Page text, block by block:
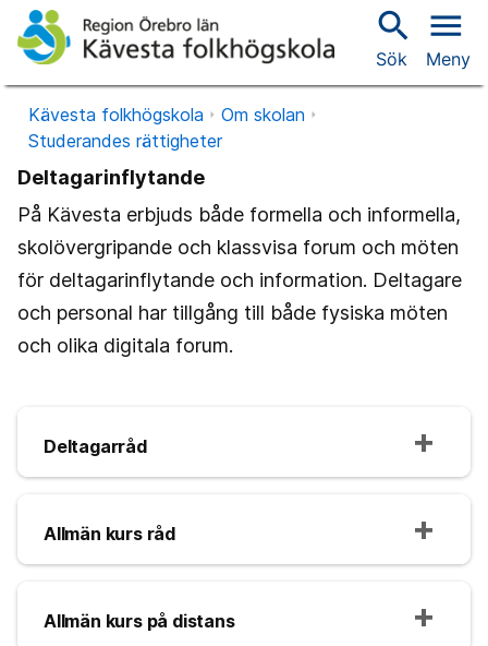
search
Sök
menu
Meny
Kävesta folkhögskola
Om skolan
Studerandes rättigheter
Deltagarinflytande
På Kävesta erbjuds både formella och informella,
skolövergripande och klassvisa forum och möten
för deltagarinflytande och information. Deltagare
och personal har tillgång till både fysiska möten
och olika digitala forum.
Deltagarråd
Allmän kurs råd
Allmän kurs på distans